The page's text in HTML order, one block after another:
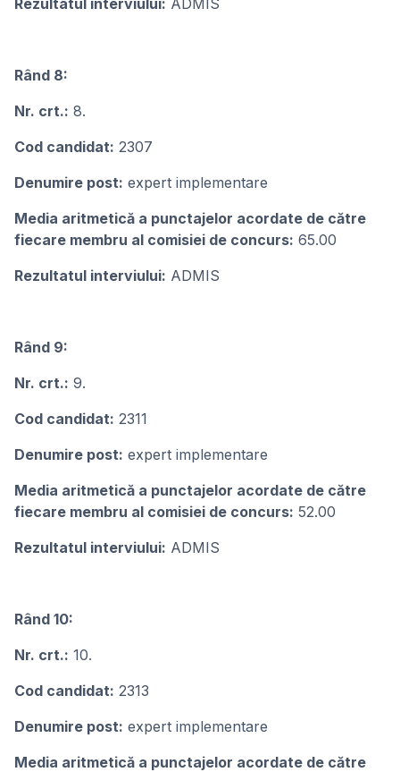
Rezultatul interviului: ADMIS
Rând 8:
Nr. crt.: 8.
Cod candidat: 2307
Denumire post: expert implementare
Media aritmetică a punctajelor acordate de către
fiecare membru al comisiei de concurs: 65.00
Rezultatul interviului: ADMIS
Rând 9:
Nr. crt.: 9.
Cod candidat: 2311
Denumire post: expert implementare
Media aritmetică a punctajelor acordate de către
fiecare membru al comisiei de concurs: 52.00
Rezultatul interviului: ADMIS
Rând 10:
Nr. crt.: 10.
Cod candidat: 2313
Denumire post: expert implementare
Media aritmetică a punctajelor acordate de către